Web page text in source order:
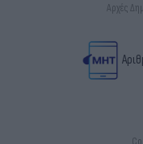
Αρχές